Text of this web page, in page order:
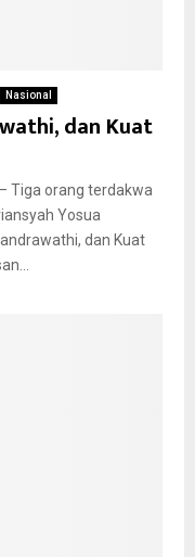
Nasional
dan Kuat
Tiga orang terdakwa
Yosua
dan Kuat